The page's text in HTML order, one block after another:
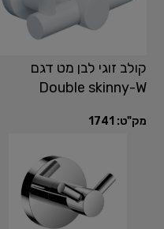
קולב זוגי לבן מט דגם
Double skinny-W
מק"ט: 1741